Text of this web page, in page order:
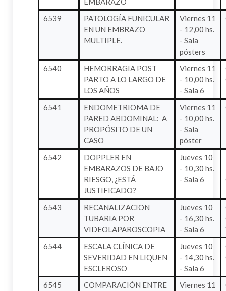
6539
PATOLOGÍA FUNICULAR
EN UN EMBRAZO
MULTIPLE.
Viernes 11
- 12,00 hs.
- Sala
pósters
6540
HEMORRAGIA POST
PARTO A LO LARGO DE
LOS AÑOS
Viernes 11
- 10,00 hs.
- Sala 6
6541
ENDOMETRIOMA DE
PARED ABDOMINAL: A
PROPÓSITO DE UN
CASO
Viernes 11
- 10,00 hs.
- Sala
póster
6542
DOPPLER EN
EMBARAZOS DE BAJO
RIESGO, ¿ESTÁ
JUSTIFICADO?
Jueves 10
- 10,30 hs.
- Sala 6
6543
RECANALIZACION
TUBARIA POR
VIDEOLAPAROSCOPIA
Jueves 10
- 16,30 hs.
- Sala 6
6544
ESCALA CLÍNICA DE
SEVERIDAD EN LIQUEN
ESCLEROSO
Jueves 10
- 14,30 hs.
- Sala 6
6545
COMPARACIÓN ENTRE
Viernes 11